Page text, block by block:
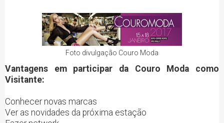
Foto divulgação Couro Moda
Vantagens em participar da Couro Moda como
Visitante:
Conhecer novas marcas
Ver as novidades da próxima estação